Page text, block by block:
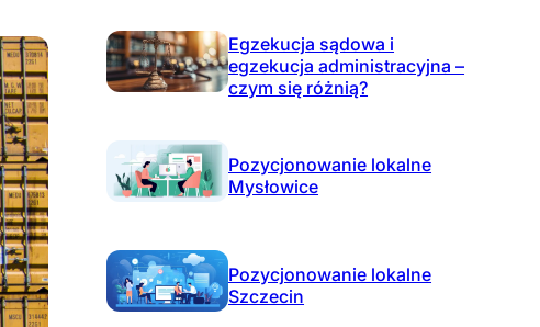
Egzekucja sądowa i
egzekucja administracyjna –
czym się różnią?
Pozycjonowanie lokalne
Mysłowice
Pozycjonowanie lokalne
Szczecin